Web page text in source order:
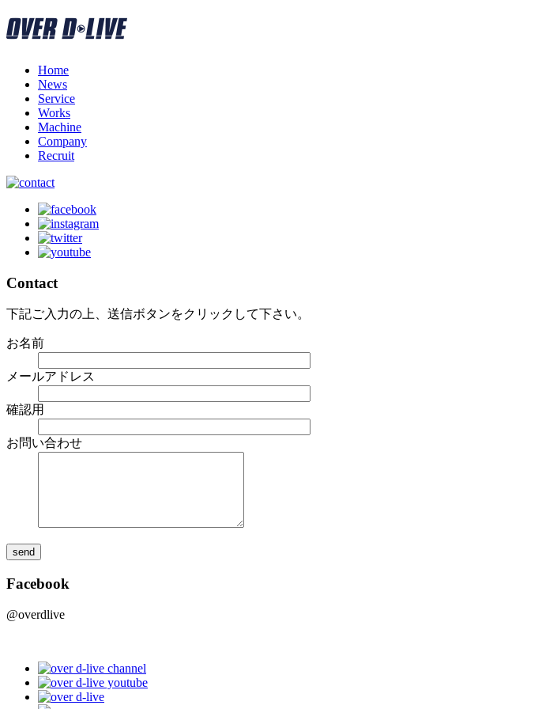
Home
News
Service
Works
Machine
Company
Recruit
Contact
下記ご入力の上、送信ボタンをクリックして下さい。
お名前
メールアドレス
確認用
お問い合わせ
Facebook
@overdlive